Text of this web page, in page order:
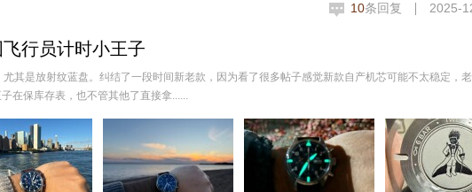
行员计时小王子
其是放射纹蓝盘。纠结了一段时间新老款，因为看了很多帖子感觉新款自产机芯可能不太稳定，
在保库存表，也不管其他了直接拿......
10条回复 2025-